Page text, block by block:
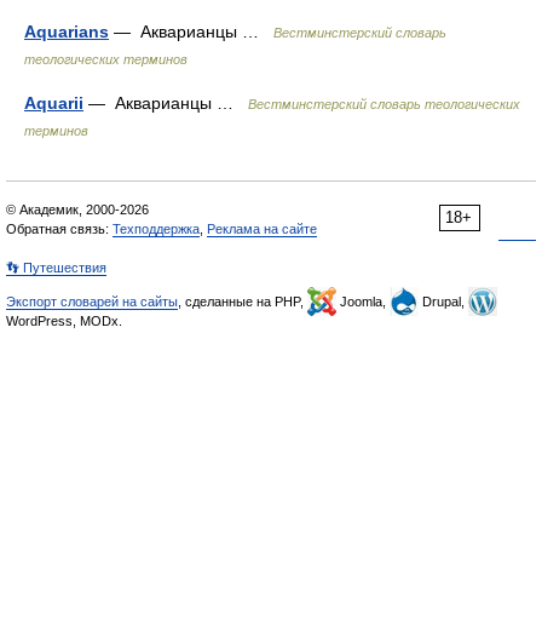
Aquarians — Акварианцы …
Вестминстерский словарь
теологических терминов
Aquarii — Акварианцы …
Вестминстерский словарь теологических
терминов
18+
© Академик, 2000-2026
Обратная связь: Техподдержка Реклама на сайте
👣 Путешествия
Экспорт словарей на сайты , сделанные на PHP, Joomla,
Drupal,
WordPress, MODx.